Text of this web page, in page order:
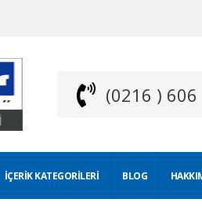
(0216 ) 606
İÇERIK KATEGORILERI BLOG